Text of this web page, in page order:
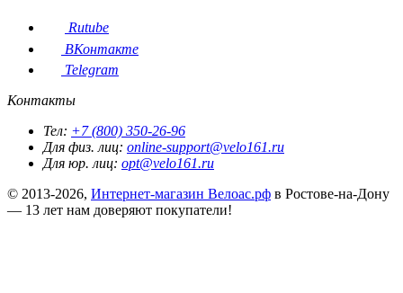
Rutube
ВКонтакте
Telegram
Контакты
Тел: +7 (800) 350-26-96
Для физ. лиц: online-support@velo161.ru
Для юр. лиц: opt@velo161.ru
© 2013-2026, Интернет-магазин Велоас.рф в Ростове-на-Дону
— 13 лет нам доверяют покупатели!